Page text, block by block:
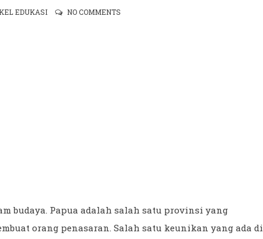
EDUKASI NO COMMENTS
budaya. Papua adalah salah satu provinsi yang
orang penasaran. Salah satu keunikan yang ada di